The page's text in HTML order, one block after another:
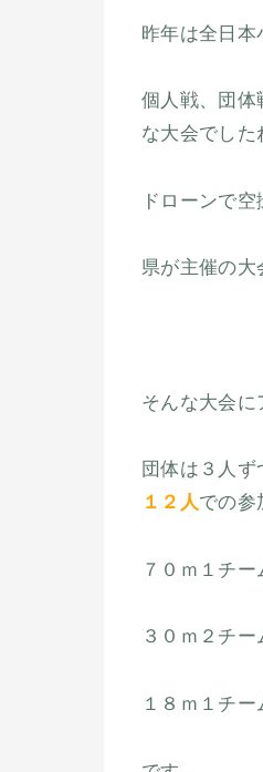
昨年は全日本
個人戦、団体
な大会でした
ドローンで空
県が主催の大
そんな大会に
団体は３人ず
１２人での参
７０ｍ１チー
３０ｍ２チー
１８ｍ１チー